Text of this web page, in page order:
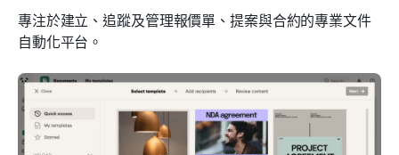
專注於建立、追蹤及管理報價單、提案與合約的專業文件
自動化平台。